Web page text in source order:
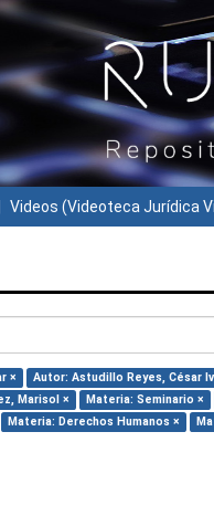
Videos (Videoteca Jurídica
× Autor: Astudillo Reyes, César
Marisol × Materia: Seminario ×
Materia: Derechos Humanos ×